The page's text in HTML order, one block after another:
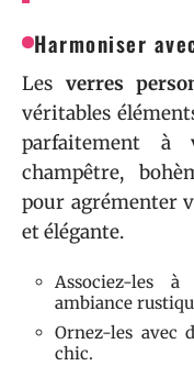
Harmoniser
Les verres
véritables
parfaitement
champêtre,
pour agrémenter
et élégante.
Associez-les
ambiance
Ornez-les avec
chic.